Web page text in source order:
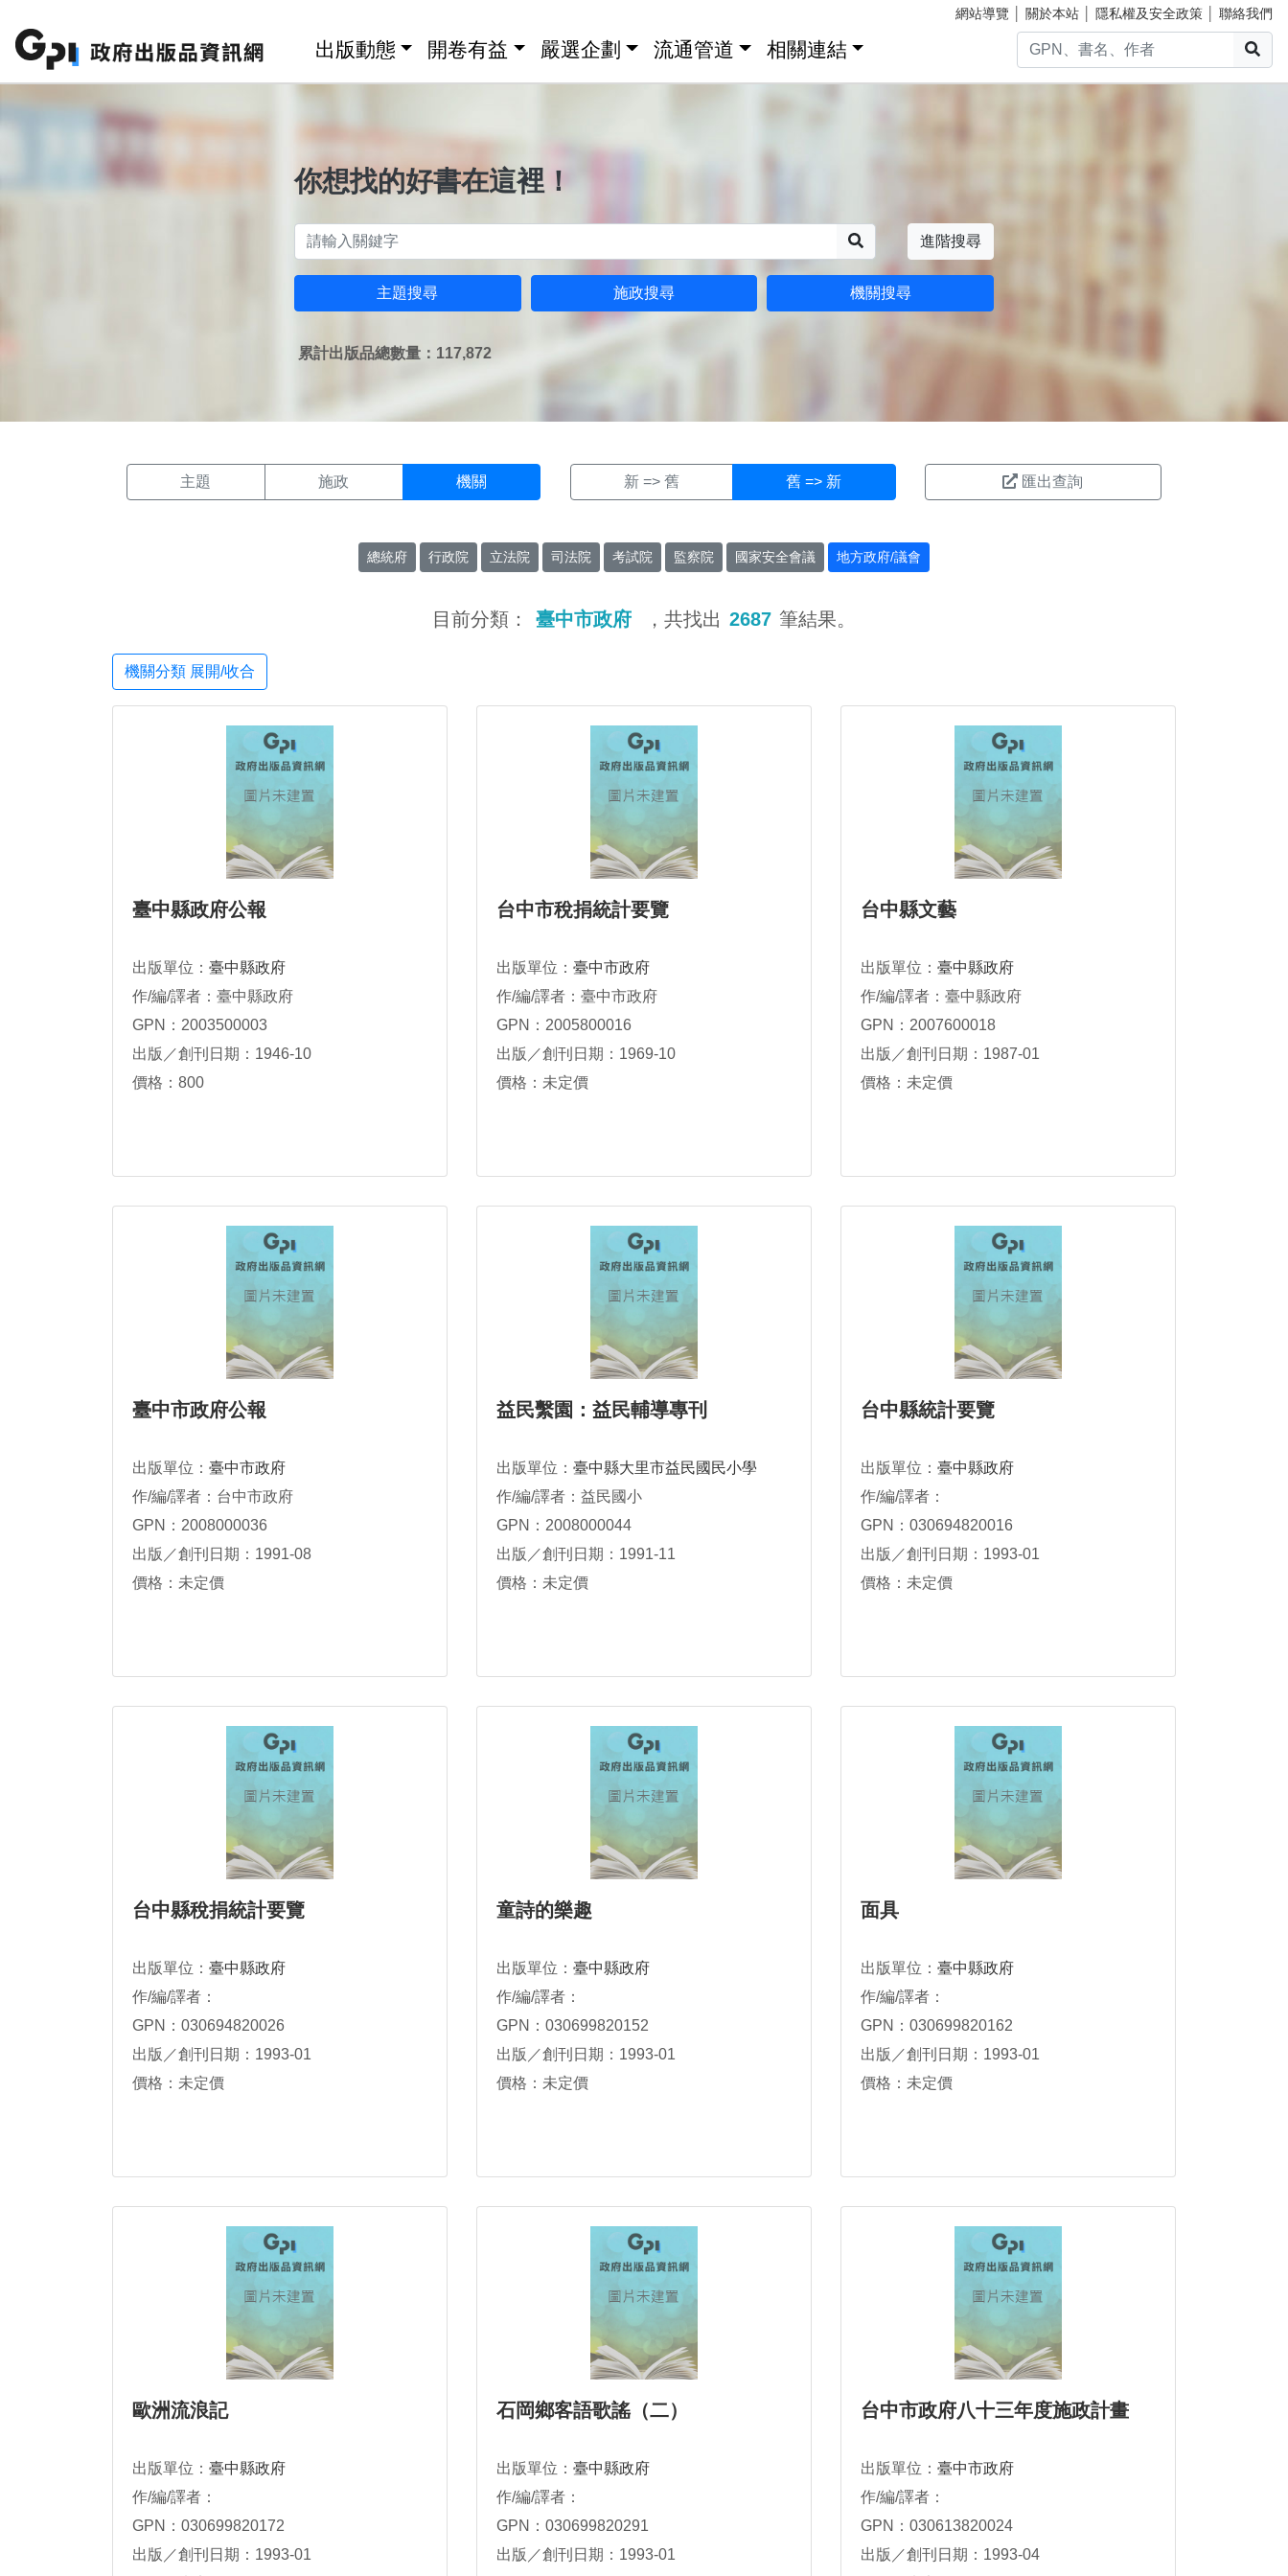
網站導覽 關於本站 隱私權及安全政策 聯絡我們
出版動態 開卷有益 嚴選企劃 流通管道 相關連結
你想找的好書在這裡！
進階搜尋
主題搜尋 施政搜尋 機關搜尋
累計出版品總數量：117,872
主題 施政 機關 新 => 舊 舊 => 新 匯出查詢
總統府 行政院 立法院 司法院 考試院 監察院 國家安全會議 地方政府/議會
目前分類： 臺中市政府 ，共找出 2687 筆結果。
機關分類 展開/收合
臺中縣政府公報
出版單位： 臺中縣政府
作/編/譯者：臺中縣政府
GPN：2003500003
出版／創刊日期：1946-10
價格：800
台中市稅捐統計要覽
出版單位： 臺中市政府
作/編/譯者：臺中市政府
GPN：2005800016
出版／創刊日期：1969-10
價格：未定價
台中縣文藝
出版單位： 臺中縣政府
作/編/譯者：臺中縣政府
GPN：2007600018
出版／創刊日期：1987-01
價格：未定價
臺中市政府公報
出版單位： 臺中市政府
作/編/譯者：台中市政府
GPN：2008000036
出版／創刊日期：1991-08
價格：未定價
益民繫園：益民輔導專刊
出版單位： 臺中縣大里市益民國民小學
作/編/譯者：益民國小
GPN：2008000044
出版／創刊日期：1991-11
價格：未定價
台中縣統計要覽
出版單位： 臺中縣政府
作/編/譯者：
GPN：030694820016
出版／創刊日期：1993-01
價格：未定價
台中縣稅捐統計要覽
出版單位： 臺中縣政府
作/編/譯者：
GPN：030694820026
出版／創刊日期：1993-01
價格：未定價
童詩的樂趣
出版單位： 臺中縣政府
作/編/譯者：
GPN：030699820152
出版／創刊日期：1993-01
價格：未定價
面具
出版單位： 臺中縣政府
作/編/譯者：
GPN：030699820162
出版／創刊日期：1993-01
價格：未定價
歐洲流浪記
出版單位： 臺中縣政府
作/編/譯者：
GPN：030699820172
出版／創刊日期：1993-01
石岡鄉客語歌謠（二）
出版單位： 臺中縣政府
作/編/譯者：
GPN：030699820291
出版／創刊日期：1993-01
台中市政府八十三年度施政計畫
出版單位： 臺中市政府
作/編/譯者：
GPN：030613820024
出版／創刊日期：1993-04